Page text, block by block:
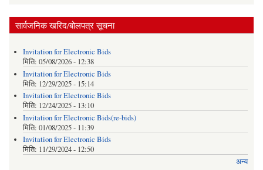
सार्वजनिक खरिद/बोलपत्र सूचना
Invitation for Electronic Bids
मिति: 05/08/2026 - 12:38
Invitation for Electronic Bids
मिति: 12/29/2025 - 15:14
Invitation for Electronic Bids
मिति: 12/24/2025 - 13:10
Invitation for Electronic Bids(re-bids)
मिति: 01/08/2025 - 11:39
Invitation for Electronic Bids
मिति: 11/29/2024 - 12:50
अन्य